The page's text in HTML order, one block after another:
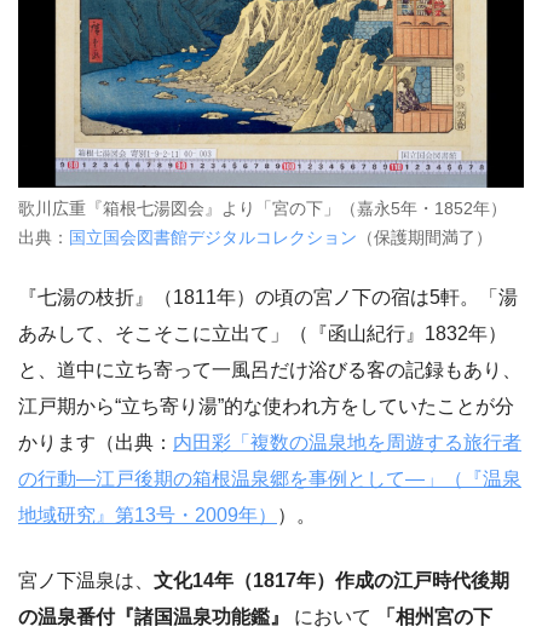
歌川広重『箱根七湯図会』より「宮の下」（嘉永5年・1852年）
出典： 国立国会図書館デジタルコレクション （保護期間満了）
『七湯の枝折』（1811年）の頃の宮ノ下の宿は5軒。「湯
あみして、そこそこに立出て」（『函山紀行』1832年）
と、道中に立ち寄って一風呂だけ浴びる客の記録もあり、
江戸期から“立ち寄り湯”的な使われ方をしていたことが分
かります（出典： 内田彩「複数の温泉地を周遊する旅行者
の行動―江戸後期の箱根温泉郷を事例として―」（『温泉
地域研究』第13号・2009年）
）。
宮ノ下温泉は、 文化14年（1817年）作成の江戸時代後期
の温泉番付『諸国温泉功能鑑』
において
「相州宮の下